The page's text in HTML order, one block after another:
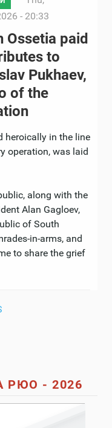
- 20:33
Ossetia paid
to
Pukhaev,
of the
heroically in the line
operation, was laid
along with the
Alan Gagloev,
of South
in-arms, and
to share the grief
РЮО - 2026